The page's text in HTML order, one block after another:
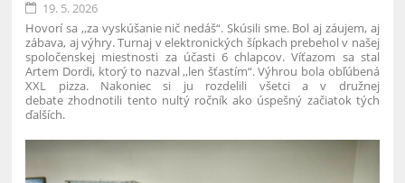
19. 5. 2026
Hovorí sa ,,za vyskúšanie nič nedáš“. Skúsili sme. Bol aj záujem, aj
zábava, aj výhry. Turnaj v elektronických šípkach prebehol v našej
spoločenskej miestnosti za účasti 6 chlapcov. Víťazom sa stal
Artem Dordi, ktorý to nazval ,,len šťastím“. Výhrou bola obľúbená
XXL pizza. Nakoniec si ju rozdelili všetci a v družnej
debate zhodnotili tento nultý ročník ako úspešný začiatok tých
ďalších.